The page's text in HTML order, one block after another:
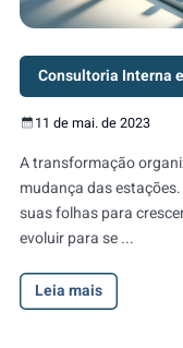
Consultoria Interna
11 de mai. de 2023
A transformação
mudança das
suas folhas para
evoluir para se ...
Leia mais